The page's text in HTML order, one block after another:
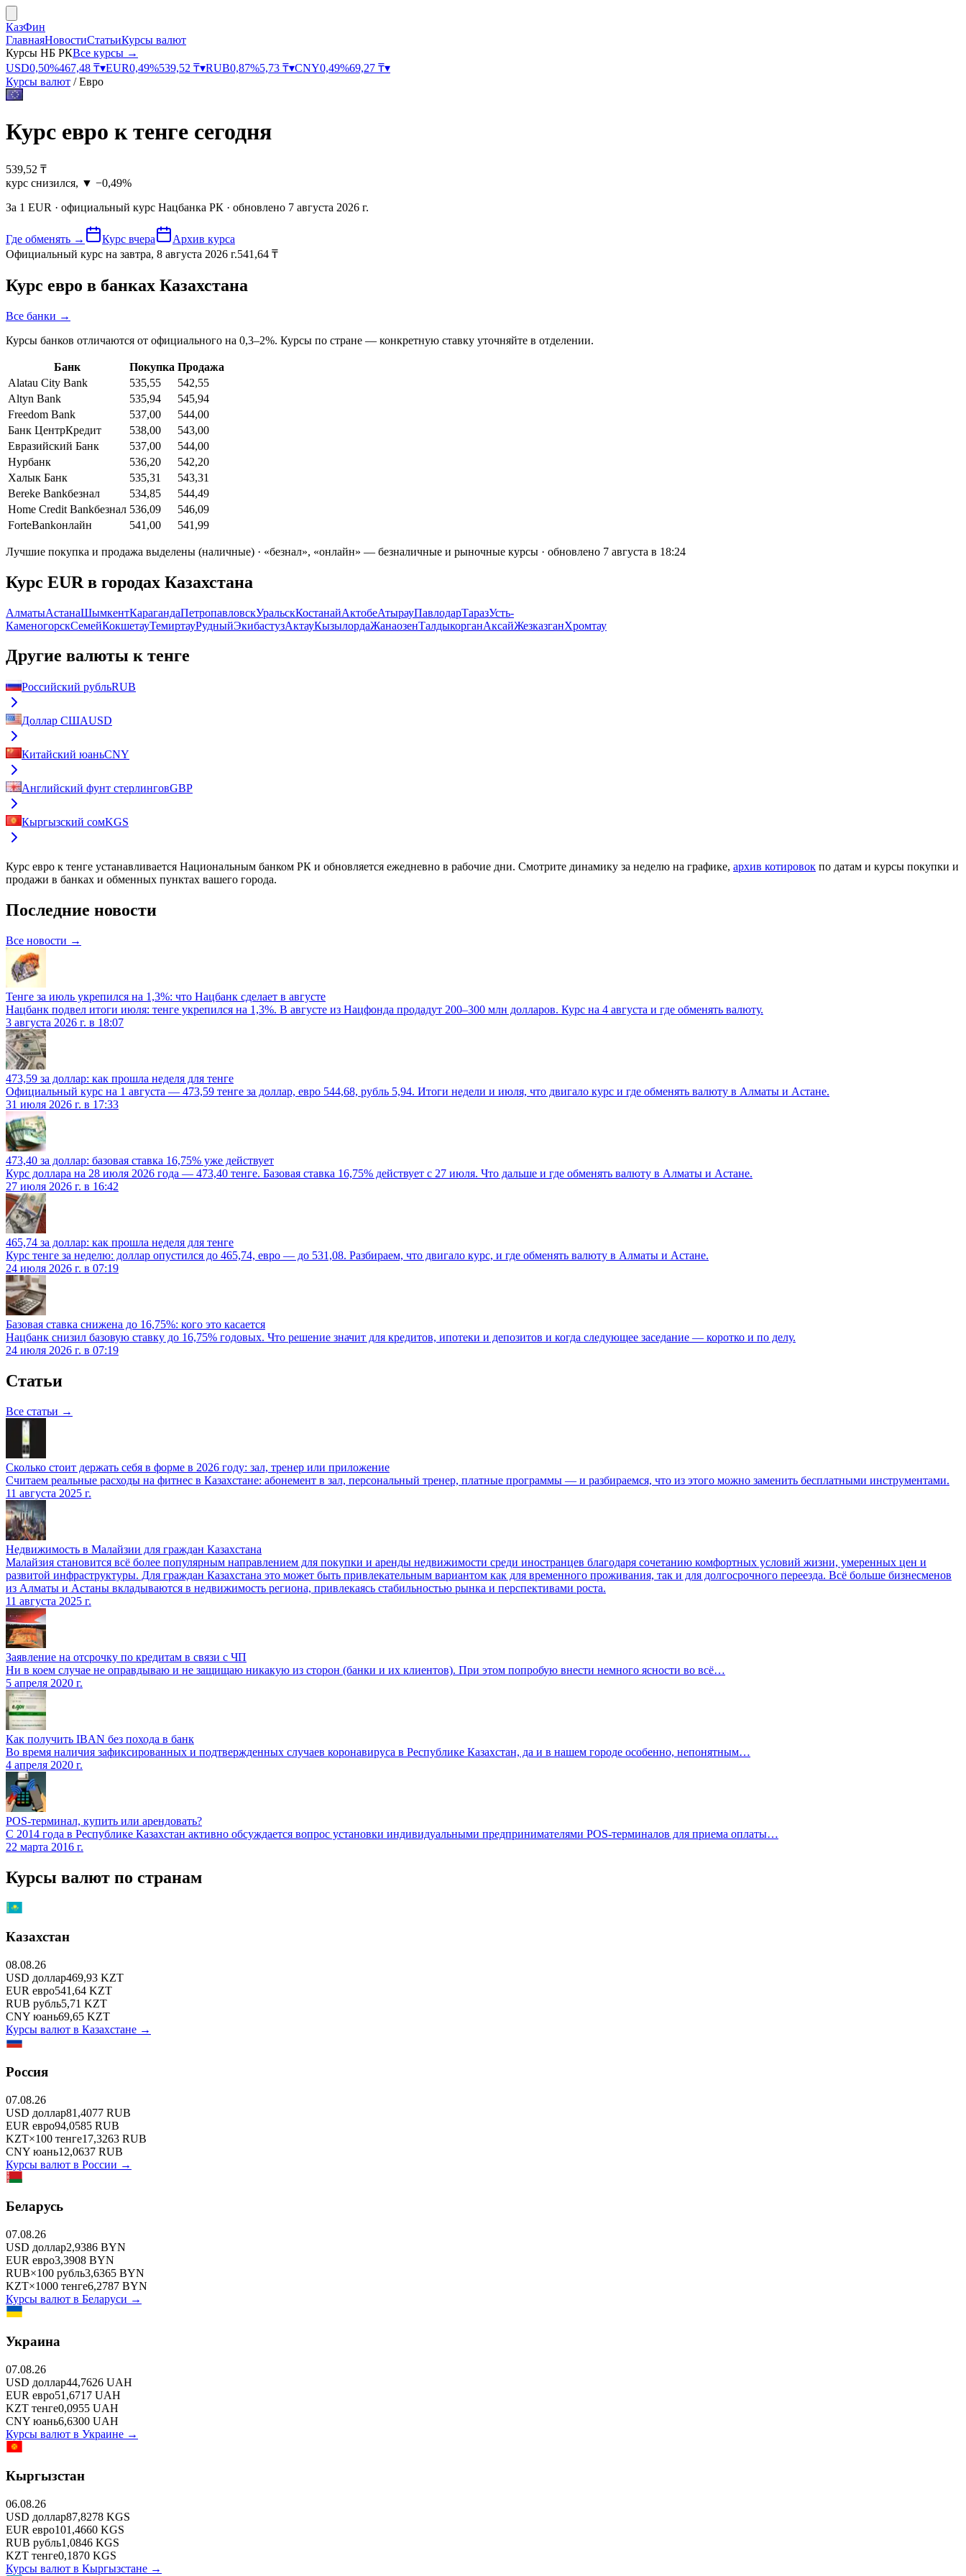
КазФин
ГлавнаяНовостиСтатьиКурсы валют
Курсы НБ РКВсе курсы →
USD0,50%467,48 ₸▾EUR0,49%539,52 ₸▾RUB0,87%5,73 ₸▾CNY0,49%69,27 ₸▾
Курсы валют /Евро
Курс евро к тенге сегодня
539,52 ₸
курс снизился, ▼ −0,49%
За 1 EUR · официальный курс Нацбанка РК · обновлено 7 августа 2026 г.
Где обменять → Курс вчера
Архив курса
Официальный курс на завтра, 8 августа 2026 г.541,64 ₸
Курс евро в банках Казахстана
Все банки →
Курсы банков отличаются от официального на 0,3–2%. Курсы по стране — конкретную ставку уточняйте в отделении.
Банк Покупка Продажа
Alatau City Bank
535,55
542,55
Altyn Bank
535,94
545,94
Freedom Bank
537,00
544,00
Банк ЦентрКредит
538,00
543,00
Евразийский Банк
537,00
544,00
Нурбанк
536,20
542,20
Халык Банк
535,31
543,31
Bereke Bankбезнал 534,85
544,49
Home Credit Bankбезнал 536,09
546,09
ForteBankонлайн 541,00 541,99
Лучшие покупка и продажа выделены (наличные) · «безнал», «онлайн» — безналичные и рыночные курсы · обновлено 7 августа в 18:24
Курс EUR в городах Казахстана
АлматыАстанаШымкентКарагандаПетропавловскУральскКостанайАктобеАтырауПавлодарТаразУсть-
КаменогорскСемейКокшетауТемиртауРудныйЭкибастузАктауКызылордаЖанаозенТалдыкорганАксайЖезказганХромтау
Другие валюты к тенге
Российский рубльRUB
Доллар СШАUSD
Китайский юаньCNY
Английский фунт стерлинговGBP
Кыргызский сомKGS
Курс евро к тенге устанавливается Национальным банком РК и обновляется ежедневно в рабочие дни. Смотрите динамику за неделю на графике, архив котировок по датам и курсы покупки и
продажи в банках и обменных пунктах вашего города.
Последние новости
Все новости →
Тенге за июль укрепился на 1,3%: что Нацбанк сделает в августе
Нацбанк подвел итоги июля: тенге укрепился на 1,3%. В августе из Нацфонда продадут 200–300 млн долларов. Курс на 4 августа и где обменять валюту.
3 августа 2026 г. в 18:07
473,59 за доллар: как прошла неделя для тенге
Официальный курс на 1 августа — 473,59 тенге за доллар, евро 544,68, рубль 5,94. Итоги недели и июля, что двигало курс и где обменять валюту в Алматы и Астане.
31 июля 2026 г. в 17:33
473,40 за доллар: базовая ставка 16,75% уже действует
Курс доллара на 28 июля 2026 года — 473,40 тенге. Базовая ставка 16,75% действует с 27 июля. Что дальше и где обменять валюту в Алматы и Астане.
27 июля 2026 г. в 16:42
465,74 за доллар: как прошла неделя для тенге
Курс тенге за неделю: доллар опустился до 465,74, евро — до 531,08. Разбираем, что двигало курс, и где обменять валюту в Алматы и Астане.
24 июля 2026 г. в 07:19
Базовая ставка снижена до 16,75%: кого это касается
Нацбанк снизил базовую ставку до 16,75% годовых. Что решение значит для кредитов, ипотеки и депозитов и когда следующее заседание — коротко и по делу.
24 июля 2026 г. в 07:19
Статьи
Все статьи →
Сколько стоит держать себя в форме в 2026 году: зал, тренер или приложение
Считаем реальные расходы на фитнес в Казахстане: абонемент в зал, персональный тренер, платные программы — и разбираемся, что из этого можно заменить бесплатными инструментами.
11 августа 2025 г.
Недвижимость в Малайзии для граждан Казахстана
Малайзия становится всё более популярным направлением для покупки и аренды недвижимости среди иностранцев благодаря сочетанию комфортных условий жизни, умеренных цен и
развитой инфраструктуры. Для граждан Казахстана это может быть привлекательным вариантом как для временного проживания, так и для долгосрочного переезда. Всё больше бизнесменов
из Алматы и Астаны вкладываются в недвижимость региона, привлекаясь стабильностью рынка и перспективами роста.
11 августа 2025 г.
Заявление на отсрочку по кредитам в связи с ЧП
Ни в коем случае не оправдываю и не защищаю никакую из сторон (банки и их клиентов). При этом попробую внести немного ясности во всё…
5 апреля 2020 г.
Как получить IBAN без похода в банк
Во время наличия зафиксированных и подтвержденных случаев коронавируса в Республике Казахстан, да и в нашем городе особенно, непонятным…
4 апреля 2020 г.
POS-терминал, купить или арендовать?
С 2014 года в Республике Казахстан активно обсуждается вопрос установки индивидуальными предпринимателями POS-терминалов для приема оплаты…
22 марта 2016 г.
Курсы валют по странам
Казахстан
08.08.26
USD доллар469,93 KZT
EUR евро541,64 KZT
RUB рубль5,71 KZT
CNY юань69,65 KZT
Курсы валют в Казахстане →
Россия
07.08.26
USD доллар81,4077 RUB
EUR евро94,0585 RUB
KZT×100 тенге17,3263 RUB
CNY юань12,0637 RUB
Курсы валют в России →
Беларусь
07.08.26
USD доллар2,9386 BYN
EUR евро3,3908 BYN
RUB×100 рубль3,6365 BYN
KZT×1000 тенге6,2787 BYN
Курсы валют в Беларуси →
Украина
07.08.26
USD доллар44,7626 UAH
EUR евро51,6717 UAH
KZT тенге0,0955 UAH
CNY юань6,6300 UAH
Курсы валют в Украине →
Кыргызстан
06.08.26
USD доллар87,8278 KGS
EUR евро101,4660 KGS
RUB рубль1,0846 KGS
KZT тенге0,1870 KGS
Курсы валют в Кыргызстане →